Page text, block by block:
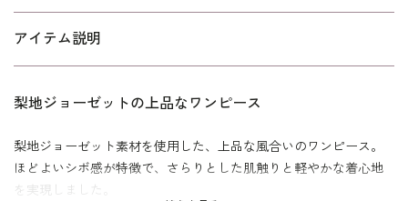
アイテム説明
梨地ジョーゼットの上品なワンピース
梨地ジョーゼット素材を使用した、上品な風合いのワンピース。
ほどよいシボ感が特徴で、さらりとした肌触りと軽やかな着心地
を実現しました。